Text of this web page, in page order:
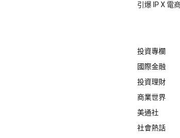
引爆 IP X 電
投資專欄
國際金融
投資理財
商業世界
美通社
社會熱話